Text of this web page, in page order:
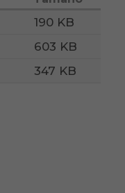
190 KB
603 KB
347 KB